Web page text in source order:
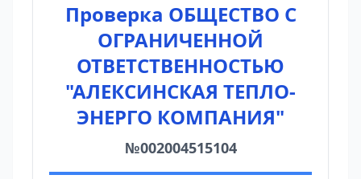
Проверка ОБЩЕСТВО С
ОГРАНИЧЕННОЙ
ОТВЕТСТВЕННОСТЬЮ
"АЛЕКСИНСКАЯ ТЕПЛО-
ЭНЕРГО КОМПАНИЯ"
№002004515104